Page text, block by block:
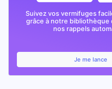
Suivez vos vermifuges
grâce à notre bibliothèque
nos rappels
Je me lance